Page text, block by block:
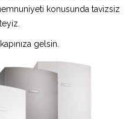
konusunda tavizsiz
gelsin.